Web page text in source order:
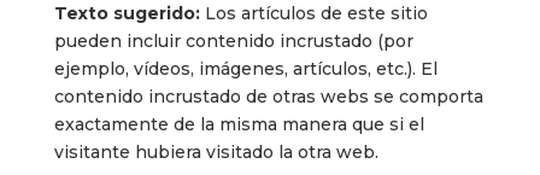
Texto sugerido: Los artículos de este sitio
pueden incluir contenido incrustado (por
ejemplo, vídeos, imágenes, artículos, etc.). El
contenido incrustado de otras webs se comporta
exactamente de la misma manera que si el
visitante hubiera visitado la otra web.